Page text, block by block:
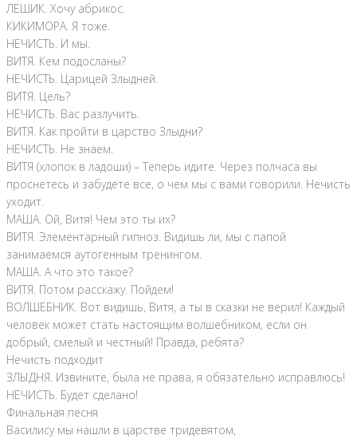
ЛЕШИК. Хочу абрикос.
КИКИМОРА. Я тоже.
НЕЧИСТЬ. И мы.
ВИТЯ. Кем подосланы?
НЕЧИСТЬ. Царицей Злыдней.
ВИТЯ. Цель?
НЕЧИСТЬ. Вас разлучить.
ВИТЯ. Как пройти в царство Злыдни?
НЕЧИСТЬ. Не знаем.
ВИТЯ (хлопок в ладоши) – Теперь идите. Через полчаса вы
проснетесь и забудете все, о чем мы с вами говорили. Нечисть
уходит.
МАША. Ой, Витя! Чем это ты их?
ВИТЯ. Элементарный гипноз. Видишь ли, мы с папой
занимаемся аутогенным тренингом.
МАША. А что это такое?
ВИТЯ. Потом расскажу. Пойдем!
ВОЛШЕБНИК. Вот видишь, Витя, а ты в сказки не верил! Каждый
человек может стать настоящим волшебником, если он
добрый, смелый и честный! Правда, ребята?
Нечисть подходит
ЗЛЫДНЯ. Извините, была не права, я обязательно исправлюсь!
НЕЧИСТЬ. Будет сделано!
Финальная песня
Василису мы нашли в царстве тридевятом,